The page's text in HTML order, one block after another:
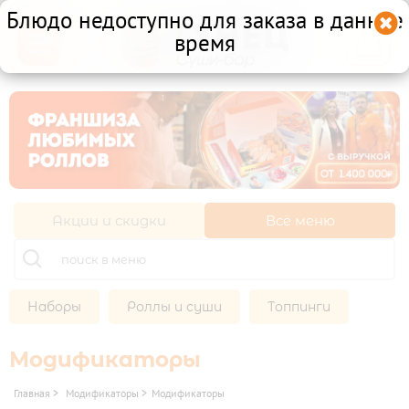
Другой ресторан
Личный кабинет
Франшиза

ХОЛОДНЫЕ НАБОРЫ
РОЛЛЫ И СУШИ 
ТОППИНГИ
Акции и скидки Всё меню
Наборы Роллы и суши Топпинги
Модификаторы
Главная > Модификаторы > Модификаторы

Блюдо недоступно для заказа в данное
время